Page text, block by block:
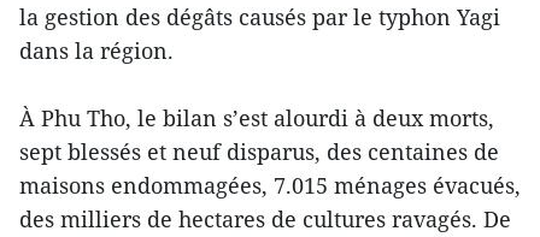
la gestion des dégâts causés par le typhon Yagi
dans la région.
À Phu Tho, le bilan s’est alourdi à deux morts,
sept blessés et neuf disparus, des centaines de
maisons endommagées, 7.015 ménages évacués,
des milliers de hectares de cultures ravagés. De